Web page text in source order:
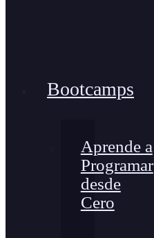
Bootcamps
Aprende a
Programar
desde
Cero